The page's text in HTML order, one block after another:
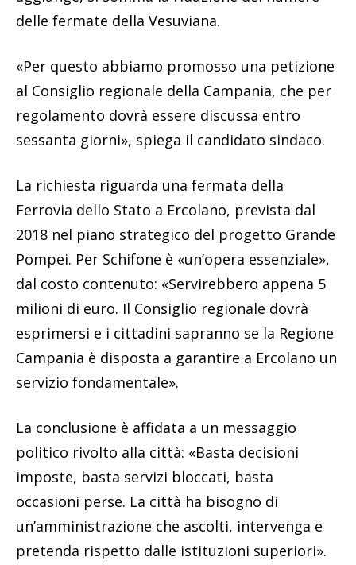
delle fermate della Vesuviana.
«Per questo abbiamo promosso una petizione
al Consiglio regionale della Campania, che per
regolamento dovrà essere discussa entro
sessanta giorni», spiega il candidato sindaco.
La richiesta riguarda una fermata della
Ferrovia dello Stato a Ercolano, prevista dal
2018 nel piano strategico del progetto Grande
Pompei. Per Schifone è «un’opera essenziale»,
dal costo contenuto: «Servirebbero appena 5
milioni di euro. Il Consiglio regionale dovrà
esprimersi e i cittadini sapranno se la Regione
Campania è disposta a garantire a Ercolano un
servizio fondamentale».
La conclusione è affidata a un messaggio
politico rivolto alla città: «Basta decisioni
imposte, basta servizi bloccati, basta
occasioni perse. La città ha bisogno di
un’amministrazione che ascolti, intervenga e
pretenda rispetto dalle istituzioni superiori».